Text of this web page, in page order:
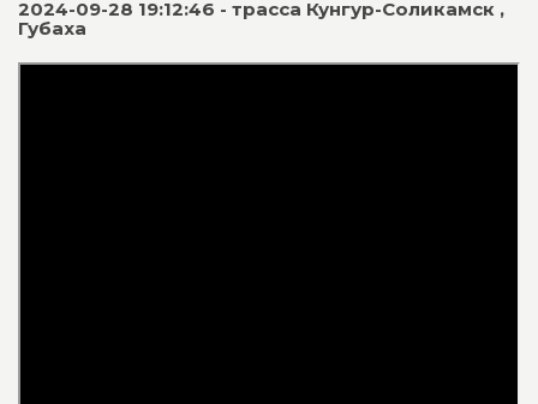
2024-09-28 19:12:46 - трасса Кунгур-Соликамск ,
Губаха